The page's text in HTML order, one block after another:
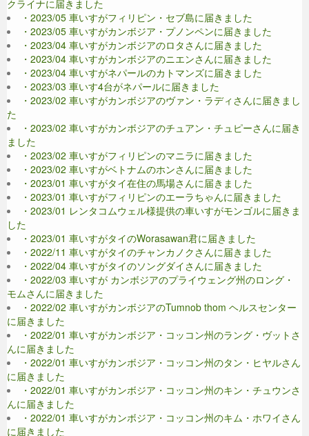
クライナに届きました
・2023/05 車いすがフィリピン・セブ島に届きました
・2023/05 車いすがカンボジア・プノンペンに届きました
・2023/04 車いすがカンボジアのロタさんに届きました
・2023/04 車いすがカンボジアのニエンさんに届きました
・2023/04 車いすがネパールのカトマンズに届きました
・2023/03 車いす4台がネパールに届きました
・2023/02 車いすがカンボジアのヴァン・ラディさんに届きまし
た
・2023/02 車いすがカンボジアのチュアン・チュピーさんに届き
ました
・2023/02 車いすがフィリピンのマニラに届きました
・2023/02 車いすがベトナムのホンさんに届きました
・2023/01 車いすがタイ在住の馬場さんに届きました
・2023/01 車いすがフィリピンのエーラちゃんに届きました
・2023/01 レンタコムウェル様提供の車いすがモンゴルに届きま
した
・2023/01 車いすがタイのWorasawan君に届きました
・2022/11 車いすがタイのチャンカノクさんに届きました
・2022/04 車いすがタイのソングダイさんに届きました
・2022/03 車いすが カンボジアのプライウェング州のロング・
モムさんに届きました
・2022/02 車いすがカンボジアのTumnob thom ヘルスセンター
に届きました
・2022/01 車いすがカンボジア・コッコン州のラング・ヴットさ
んに届きました
・2022/01 車いすがカンボジア・コッコン州のタン・ヒヤルさん
に届きました
・2022/01 車いすがカンボジア・コッコン州のキン・チュウンさ
んに届きました
・2022/01 車いすがカンボジア・コッコン州のキム・ホワイさん
に届きました